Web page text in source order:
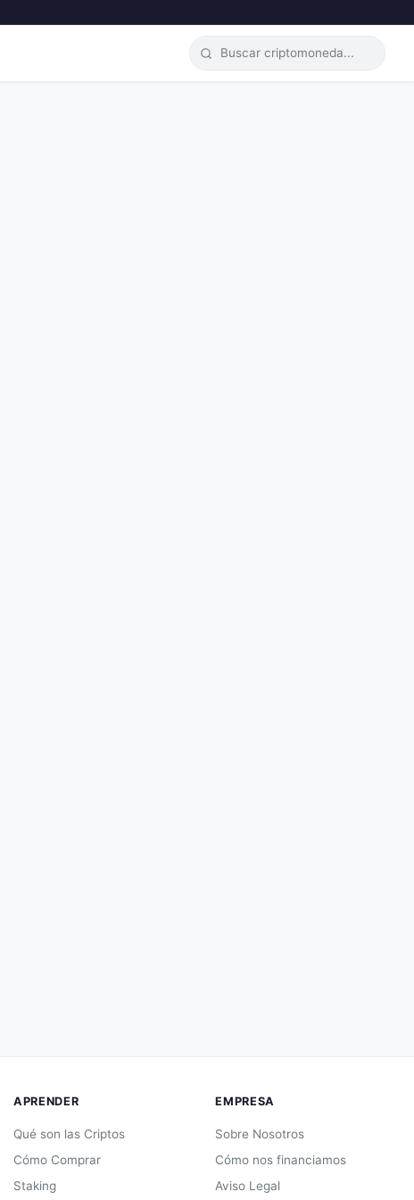
APRENDER
Qué son las Criptos
Cómo Comprar
Staking
EMPRESA
Sobre Nosotros
Cómo nos financiamos
Aviso Legal